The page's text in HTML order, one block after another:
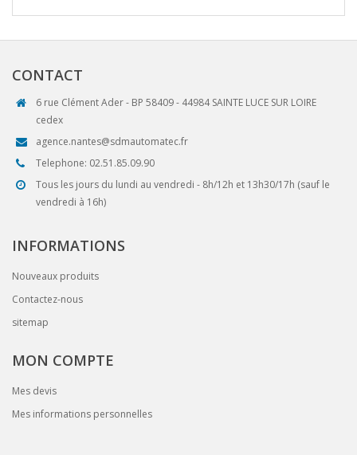
CONTACT
6 rue Clément Ader - BP 58409 - 44984 SAINTE LUCE SUR LOIRE
cedex
agence.nantes@sdmautomatec.fr
Telephone: 02.51.85.09.90
Tous les jours du lundi au vendredi - 8h/12h et 13h30/17h (sauf le
vendredi à 16h)
INFORMATIONS
Nouveaux produits
Contactez-nous
sitemap
MON COMPTE
Mes devis
Mes informations personnelles